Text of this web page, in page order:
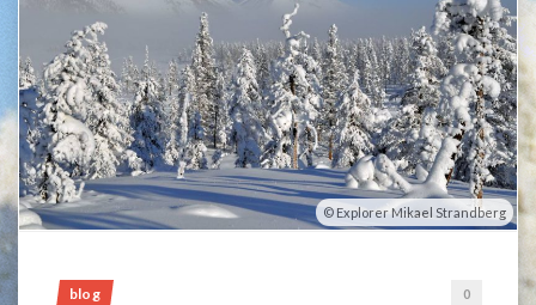
Explorer Mikael Strandberg
blog 0